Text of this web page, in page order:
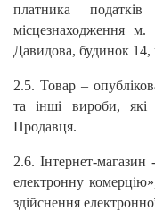
платника
місцезнаходження
Давидова, будинок 14,
2.5. Товар –
та інші вироби,
Продавця.
2.6. Інтернет-
електронну
здійснення